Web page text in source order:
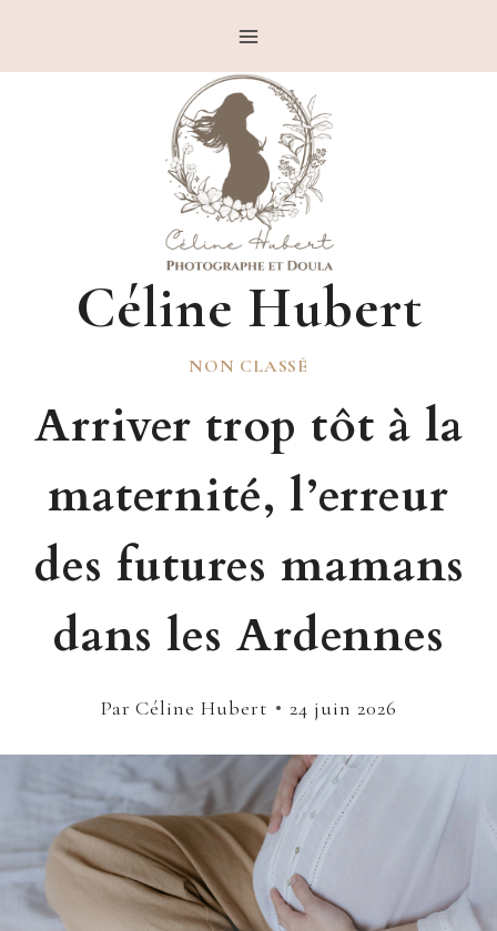
Céline Hubert
NON CLASSÉ
Arriver trop tôt à la
maternité, l’erreur
des futures mamans
dans les Ardennes
Par Céline Hubert 24 juin 2026